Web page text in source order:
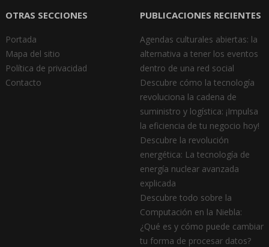
OTRAS SECCIONES
Portada
Mapa del sitio
Política de privacidad
Contacto
PUBLICACIONES RECIENTES
Agendas culturales abiertas: la
alternativa a tener los eventos
dentro de una red social
Descubre cómo la tecnología
revoluciona la cadena de
suministro y logística: ¡Impulsa
la eficiencia de tu negocio hoy!
Descubre la revolución
energética: La tecnología de
energía nuclear avanzada
explicada
Descubre todo sobre la
Computación en la Niebla:
¿Qué es y cómo puede cambiar
tu forma de procesar datos?